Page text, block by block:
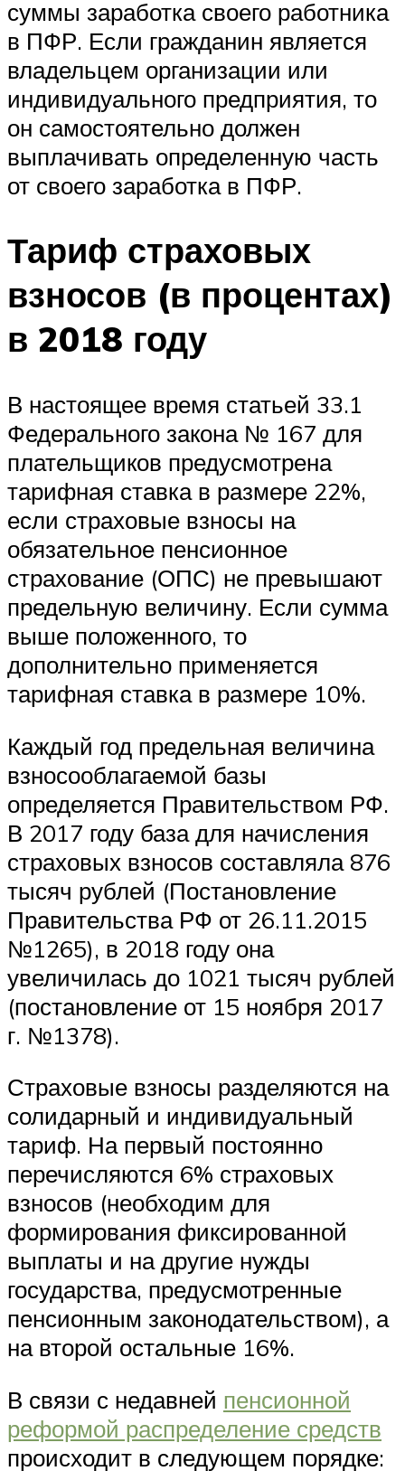
суммы заработка своего работника
в ПФР. Если гражданин является
владельцем организации или
индивидуального предприятия, то
он самостоятельно должен
выплачивать определенную часть
от своего заработка в ПФР.
Тариф страховых
взносов (в процентах)
в 2018 году
В настоящее время статьей 33.1
Федерального закона № 167 для
плательщиков предусмотрена
тарифная ставка в размере 22%,
если страховые взносы на
обязательное пенсионное
страхование (ОПС) не превышают
предельную величину. Если сумма
выше положенного, то
дополнительно применяется
тарифная ставка в размере 10%.
Каждый год предельная величина
взносооблагаемой базы
определяется Правительством РФ.
В 2017 году база для начисления
страховых взносов составляла 876
тысяч рублей (Постановление
Правительства РФ от 26.11.2015
№1265), в 2018 году она
увеличилась до 1021 тысяч рублей
(постановление от 15 ноября 2017
г. №1378).
Страховые взносы разделяются на
солидарный и индивидуальный
тариф. На первый постоянно
перечисляются 6% страховых
взносов (необходим для
формирования фиксированной
выплаты и на другие нужды
государства, предусмотренные
пенсионным законодательством), а
на второй остальные 16%.
В связи с недавней пенсионной
реформой распределение средств
происходит в следующем порядке: